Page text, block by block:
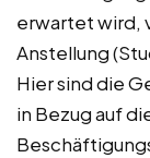
erwartet wird,
Anstellung
Hier sind die
in Bezug auf